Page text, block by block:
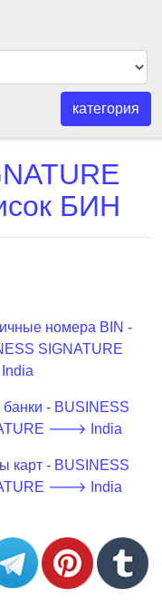
категория
БИН
номера BIN -
SIGNATURE
- BUSINESS
🡒 India
карт - BUSINESS
🡒 India